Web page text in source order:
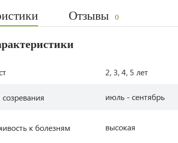
Отзывы 0
2, 3, 4, 5 лет
июль - сентябрь
к болезням высокая